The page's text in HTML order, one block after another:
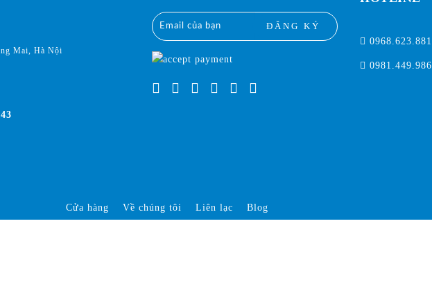
Mai, Hà Nội
ĐĂNG KÝ
0968.623.881
0981.449.986
Cửa hàng Về chúng tôi Liên lạc Blog